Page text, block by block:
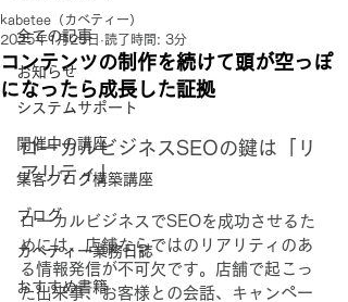
全ての記事
お知らせ
システムサポート
開催中の講座
集客ブログ構築講座
ブログ
カベティー業務日誌
おすすめ書籍
コンテンツの制作を続けて頭が空っぽ
になったら成長した証拠
kabetee（カベティー）
2025年1月25日 読了時間: 3分
ローカルビジネスSEOの鍵は「リ
アリティ」
ローカルビジネスでSEOを成功させるた
めには、店舗ならではのリアリティのあ
る情報発信が不可欠です。店舗で起こっ
た出来事、お客様との会話、キャンペー